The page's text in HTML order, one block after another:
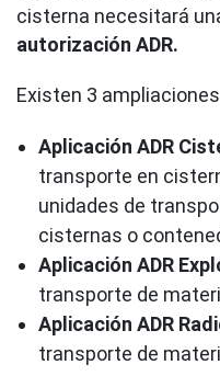
cisterna necesitará
autorización ADR.
Existen 3
Aplicación ADR
transporte en
unidades de
cisternas o
Aplicación ADR
transporte de
Aplicación ADR
transporte de